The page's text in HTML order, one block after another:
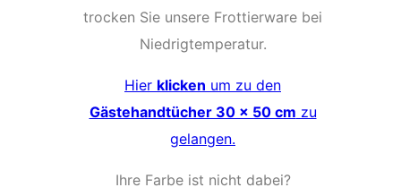
trocken Sie unsere Frottierware bei
Niedrigtemperatur.
Hier klicken um zu den
Gästehandtücher 30 x 50 cm zu
gelangen.
Ihre Farbe ist nicht dabei?